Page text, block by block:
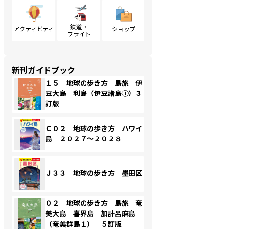
アクティビティ
鉄道・
フライト
ショップ
新刊ガイドブック
１５ 地球の歩き方 島旅 伊
豆大島 利島（伊豆諸島①）３
訂版
Ｃ０２ 地球の歩き方 ハワイ
島 ２０２７～２０２８
Ｊ３３ 地球の歩き方 墨田区
０２ 地球の歩き方 島旅 奄
美大島 喜界島 加計呂麻島
（奄美群島１） ５訂版